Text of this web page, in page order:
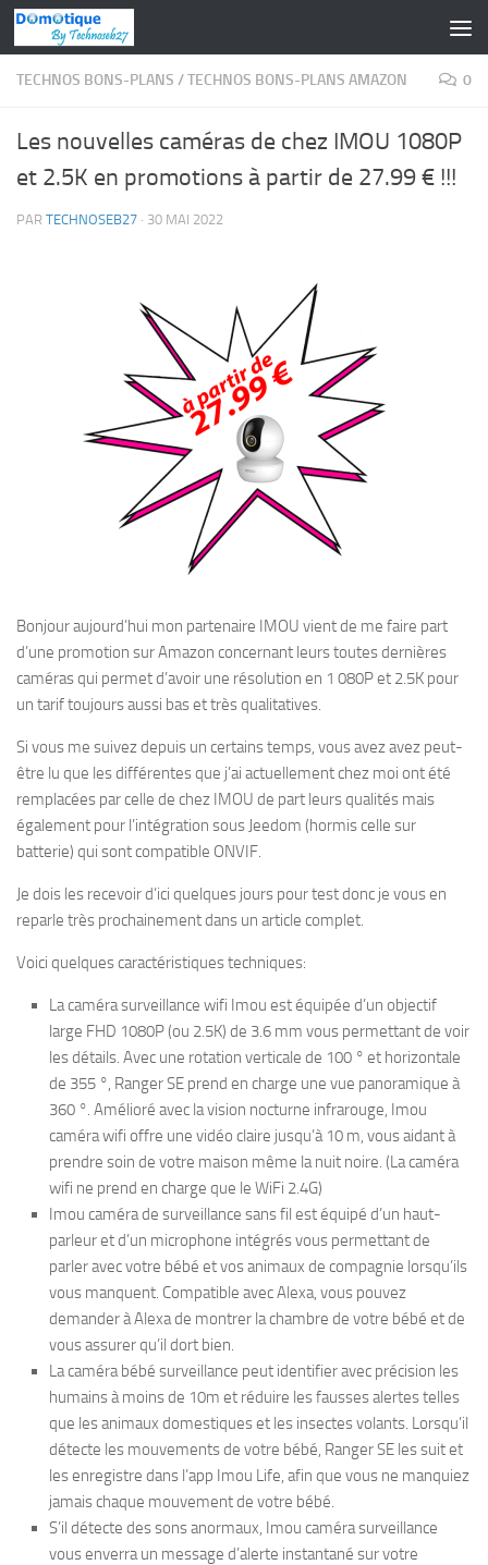
Skip to content
TECHNOS BONS-PLANS /TECHNOS BONS-PLANS AMAZON 0
Les nouvelles caméras de chez IMOU 1080P
et 2.5K en promotions à partir de 27.99 € !!!
PAR TECHNOSEB27 · 30 MAI 2022
Bonjour aujourd’hui mon partenaire IMOU vient de me faire part
d’une promotion sur Amazon concernant leurs toutes dernières
caméras qui permet d’avoir une résolution en 1 080P et 2.5K pour
un tarif toujours aussi bas et très qualitatives.
Si vous me suivez depuis un certains temps, vous avez avez peut-
être lu que les différentes que j’ai actuellement chez moi ont été
remplacées par celle de chez IMOU de part leurs qualités mais
également pour l’intégration sous Jeedom (hormis celle sur
batterie) qui sont compatible ONVIF.
Je dois les recevoir d’ici quelques jours pour test donc je vous en
reparle très prochainement dans un article complet.
Voici quelques caractéristiques techniques:
La caméra surveillance wifi Imou est équipée d’un objectif
large FHD 1080P (ou 2.5K) de 3.6 mm vous permettant de voir
les détails. Avec une rotation verticale de 100 ° et horizontale
de 355 °, Ranger SE prend en charge une vue panoramique à
360 °. Amélioré avec la vision nocturne infrarouge, Imou
caméra wifi offre une vidéo claire jusqu’à 10 m, vous aidant à
prendre soin de votre maison même la nuit noire. (La caméra
wifi ne prend en charge que le WiFi 2.4G)
Imou caméra de surveillance sans fil est équipé d’un haut-
parleur et d’un microphone intégrés vous permettant de
parler avec votre bébé et vos animaux de compagnie lorsqu’ils
vous manquent. Compatible avec Alexa, vous pouvez
demander à Alexa de montrer la chambre de votre bébé et de
vous assurer qu’il dort bien.
La caméra bébé surveillance peut identifier avec précision les
humains à moins de 10m et réduire les fausses alertes telles
que les animaux domestiques et les insectes volants. Lorsqu’il
détecte les mouvements de votre bébé, Ranger SE les suit et
les enregistre dans l’app Imou Life, afin que vous ne manquiez
jamais chaque mouvement de votre bébé.
S’il détecte des sons anormaux, Imou caméra surveillance
vous enverra un message d’alerte instantané sur votre